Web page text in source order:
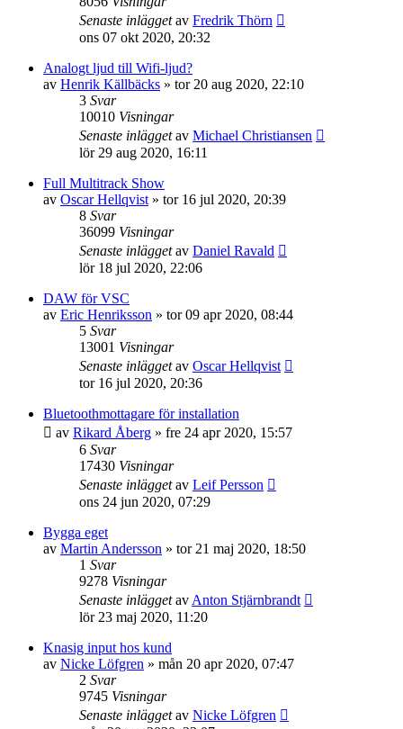
Senaste inläggetav Fredrik Thörn
ons 07 okt 2020, 20:32
Analogt ljud till Wifi-ljud?
av Henrik Källbäcks » tor 20 aug 2020, 22:10
3 Svar
10010 Visningar
Senaste inläggetav Michael Christiansen
lör 29 aug 2020, 16:11
Full Multitrack Show
av Oscar Hellqvist » tor 16 jul 2020, 20:39
8 Svar
36099 Visningar
Senaste inläggetav Daniel Ravald
lör 18 jul 2020, 22:06
DAW för VSC
av Eric Henriksson » tor 09 apr 2020, 08:44
5 Svar
13001 Visningar
Senaste inläggetav Oscar Hellqvist
tor 16 jul 2020, 20:36
Bluetoothmottagare för installation
av Rikard Åberg » fre 24 apr 2020, 15:57
6 Svar
17430 Visningar
Senaste inläggetav Leif Persson
ons 24 jun 2020, 07:29
Bygga eget
av Martin Andersson » tor 21 maj 2020, 18:50
1 Svar
9278 Visningar
Senaste inläggetav Anton Stjärnbrandt
lör 23 maj 2020, 11:20
Knasig input hos kund
av Nicke Löfgren » mån 20 apr 2020, 07:47
2 Svar
9745 Visningar
Senaste inläggetav Nicke Löfgren